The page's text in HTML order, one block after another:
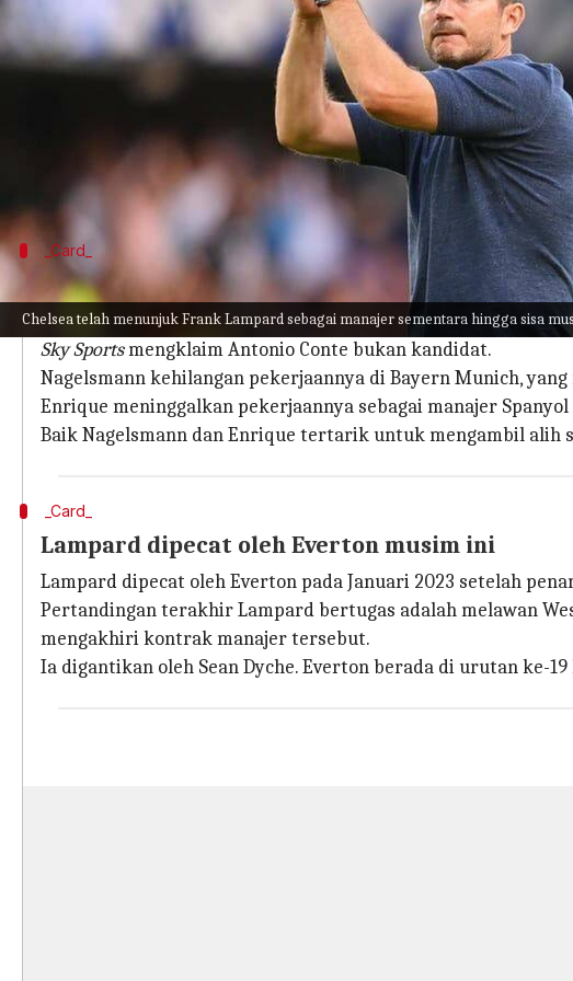
Chelsea telah menunjuk Frank Lampard sebagai manajer sementara hingga sisa
Apa ceritanya
Chelsea telah menunjuk Frank Lampard sebagai manajer
Lampard, yang kehilangan pekerjaannya di Chelsea pada
Baru-baru ini, Chelsea memecat Graham Potter setelah
berlangsung.
_Card_
Mengapa artikel ini penting?
Chelsea telah memilih Julian Nagelsmann dan Luis Enrique
Sky Sportsmengklaim Antonio Conte bukan kandidat.
Nagelsmann kehilangan pekerjaannya di Bayern Munich,
Enrique meninggalkan pekerjaannya sebagai manajer Spanyol
Baik Nagelsmann dan Enrique tertarik untuk mengambil alih
_Card_
Lampard dipecat oleh Everton musim ini
Lampard dipecat oleh Everton pada Januari 2023 setelah
Pertandingan terakhir Lampard bertugas adalah melawan
mengakhiri kontrak manajer tersebut.
Ia digantikan oleh Sean Dyche. Everton berada di urutan ke-